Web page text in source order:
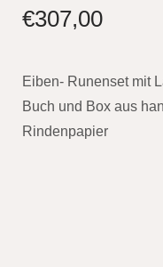
€307,00
Eiben- Runenset mit
Buch und Box aus
Rindenpapier